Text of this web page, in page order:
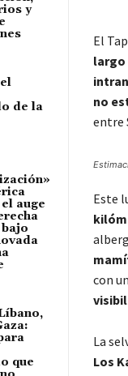
y
de la
auge
que
El
largo
no
entre
Este
con
La
Los